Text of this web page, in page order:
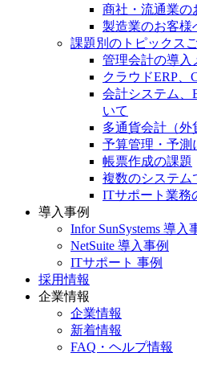
商社・流通業の
製造業のお客様
課題別のトピックス
管理会計の導入
クラウドERP、
会計システム、
いて
多通貨会計（外
予算管理・予測
帳票作成の課題
複数のシステム
ITサポート業務
導入事例
Infor SunSystems 導入
NetSuite 導入事例
ITサポート 事例
採用情報
企業情報
企業情報
新着情報
FAQ・ヘルプ情報